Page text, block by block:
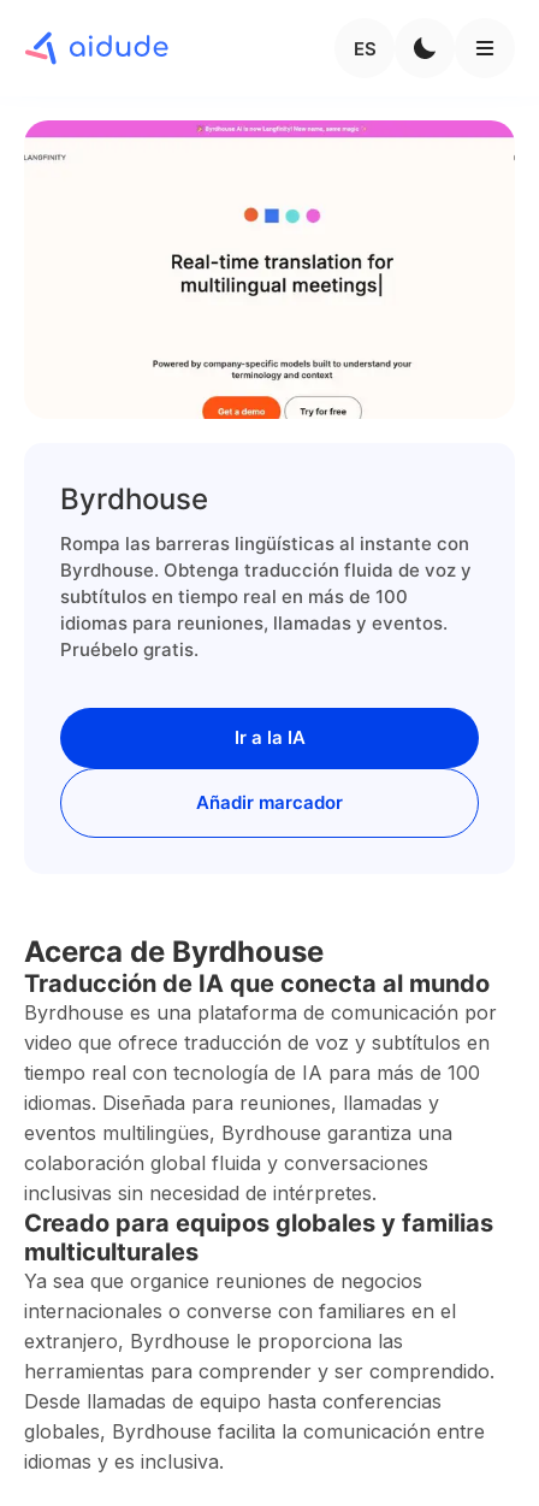
ES
Byrdhouse
Rompa las barreras lingüísticas al instante con
Byrdhouse. Obtenga traducción fluida de voz y
subtítulos en tiempo real en más de 100
idiomas para reuniones, llamadas y eventos.
Pruébelo gratis.
Ir a la IA
Añadir marcador
Acerca de Byrdhouse
Traducción de IA que conecta al mundo
Byrdhouse es una plataforma de comunicación por
video que ofrece traducción de voz y subtítulos en
tiempo real con tecnología de IA para más de 100
idiomas. Diseñada para reuniones, llamadas y
eventos multilingües, Byrdhouse garantiza una
colaboración global fluida y conversaciones
inclusivas sin necesidad de intérpretes.
Creado para equipos globales y familias
multiculturales
Ya sea que organice reuniones de negocios
internacionales o converse con familiares en el
extranjero, Byrdhouse le proporciona las
herramientas para comprender y ser comprendido.
Desde llamadas de equipo hasta conferencias
globales, Byrdhouse facilita la comunicación entre
idiomas y es inclusiva.